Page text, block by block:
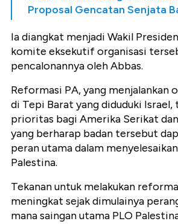
Proposal Gencatan Senjata
Ia diangkat menjadi Wakil
komite eksekutif organisasi
pencalonannya oleh Abbas.
Reformasi PA, yang
di Tepi Barat yang diduduki Israel,
prioritas bagi Amerika Serikat
yang berharap badan tersebut
peran utama dalam
Palestina.
Tekanan untuk melakukan
meningkat sejak dimulainya
mana saingan utama PLO